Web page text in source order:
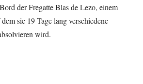
der Fregatte Blas de Lezo, einem
sie 19 Tage lang verschiedene
wird.